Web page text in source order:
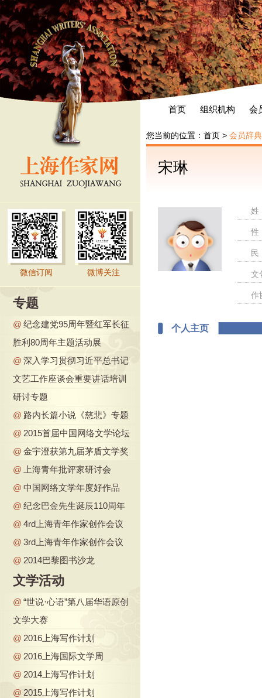
首页 组织机构 会
微信订阅 微博关注
专题
@ 纪念建党95周年暨红军长征
胜利80周年主题活动展
@ 深入学习贯彻习近平总书记
文艺工作座谈会重要讲话培训
研讨专题
@ 路内长篇小说《慈悲》专题
@ 2015首届中国网络文学论坛
@ 金宇澄获第九届茅盾文学奖
@
上海青年批评家研讨会
@ 中国网络文学年度好作品
@ 纪念巴金先生诞辰110周年
@ 4rd上海青年作家创作会议
@ 3rd上海青年作家创作会议
@ 2014巴黎图书沙龙
文学活动
@ “世说·心语”第八届华语原创
文学大赛
@ 2016上海写作计划
@ 2016上海国际文学周
@ 2014上海写作计划
@ 2015上海写作计划
您当前的位置： 首页 > 会员辞典
宋琳
文
作
个人主页